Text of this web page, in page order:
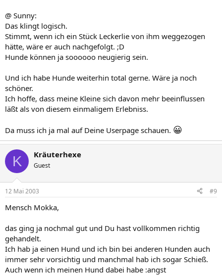
@ Sunny:
Das klingt logisch.
Stimmt, wenn ich ein Stück Leckerlie von ihm weggezogen
hätte, wäre er auch nachgefolgt. ;D
Hunde können ja soooooo neugierig sein.
Und ich habe Hunde weiterhin total gerne. Wäre ja noch
schöner.
Ich hoffe, dass meine Kleine sich davon mehr beeinflussen
läßt als von diesem einmaligem Erlebniss.
Da muss ich ja mal auf Deine Userpage schauen. 😀
K Kräuterhexe
Guest
12 Mai 2003 #9
Mensch Mokka,
das ging ja nochmal gut und Du hast vollkommen richtig
gehandelt.
Ich hab ja einen Hund und ich bin bei anderen Hunden auch
immer sehr vorsichtig und manchmal hab ich sogar Schieß.
Auch wenn ich meinen Hund dabei habe :angst